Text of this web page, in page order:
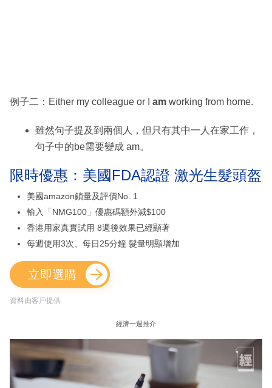
例子二：Either my colleague or I am working from home.
雖然句子提及到兩個人，但只有其中一人在家工作，
句子中的be需要變成 am。
限時優惠：美國FDA認證 激光生髮頭盔
美國amazon鎖量及評價No. 1
輸入「NMG100」優惠碼額外減$100
香港用家真實試用 8週後效果已經顯著
每週使用3次、每日25分鐘 髮量明顯增加
立即選購
資料由客戶提供
經濟一週推介